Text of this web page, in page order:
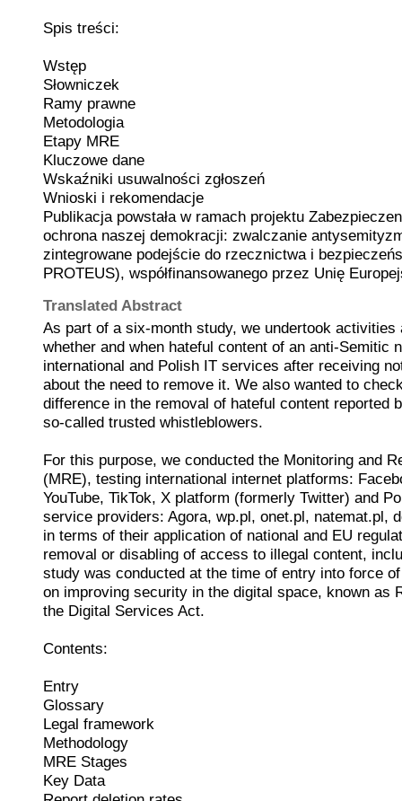
Spis treści:
Wstęp
Słowniczek
Ramy prawne
Metodologia
Etapy MRE
Kluczowe dane
Wskaźniki usuwalności zgłoszeń
Wnioski i rekomendacje
Publikacja powstała w ramach projektu
ochrona naszej demokracji: zwalczanie
zintegrowane podejście do rzecznictwa i
PROTEUS), współfinansowanego przez Unię
Translated Abstract
As part of a six-month study, we undertook activities
whether and when hateful content of an anti-Semitic
international and Polish IT services after receiving
about the need to remove it. We also wanted to
difference in the removal of hateful content reported
so-called trusted whistleblowers.
For this purpose, we conducted the Monitoring and
(MRE), testing international internet platforms:
YouTube, TikTok, X platform (formerly Twitter) and
service providers: Agora, wp.pl, onet.pl, natemat.pl,
in terms of their application of national and EU
removal or disabling of access to illegal content,
study was conducted at the time of entry into force
on improving security in the digital space, known as
the Digital Services Act.
Contents:
Entry
Glossary
Legal framework
Methodology
MRE Stages
Key Data